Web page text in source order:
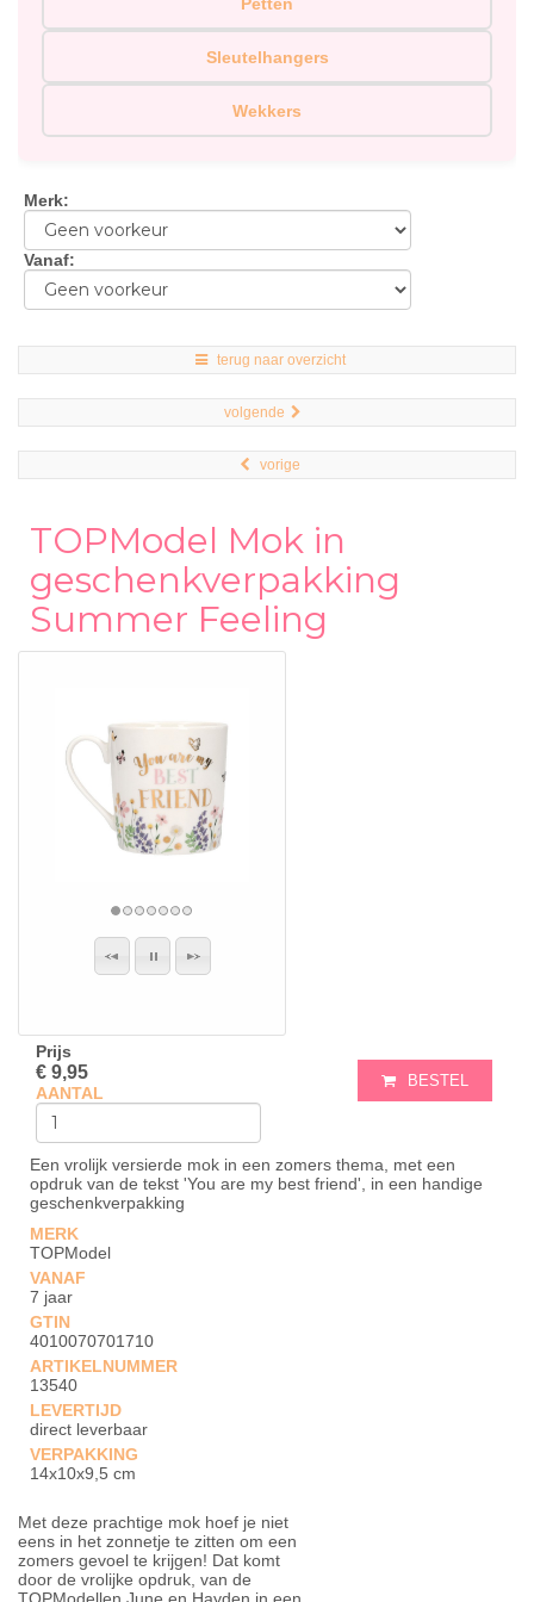
Sleutelhangers
Wekkers
Merk:
Vanaf:
terug naar overzicht
volgende
vorige
TOPModel Mok in
geschenkverpakking
Summer Feeling
Prijs
€ 9,95
AANTAL
BESTEL
Een vrolijk versierde mok in een zomers thema, met een
opdruk van de tekst 'You are my best friend', in een handige
geschenkverpakking
MERK
TOPModel
VANAF
7 jaar
GTIN
4010070701710
ARTIKELNUMMER
13540
LEVERTIJD
direct leverbaar
VERPAKKING
14x10x9,5 cm
Met deze prachtige mok hoef je niet
eens in het zonnetje te zitten om een
zomers gevoel te krijgen! Dat komt
door de vrolijke opdruk, van de